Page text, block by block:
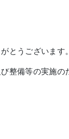
とうございます。
整備等の実施の